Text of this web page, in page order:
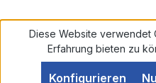
Diese Website verwendet
Erfahrung bieten zu
Konfigurieren